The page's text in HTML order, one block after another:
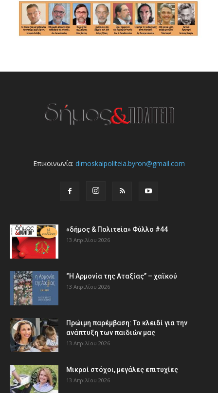
Επικοινωνία: dimoskaipoliteia.byron@gmail.com
«δήμος & Πολιτεία» Φύλλο #44
13 Απριλίου 2026
“Η Αρμονία της Αταξίας” – χαϊκού
13 Απριλίου 2026
Πρώιμη παρέμβαση: Το κλειδί για την
ανάπτυξη των παιδιών µας
13 Απριλίου 2026
Μικροί στόχοι, μεγάλες επιτυχίες
13 Απριλίου 2026